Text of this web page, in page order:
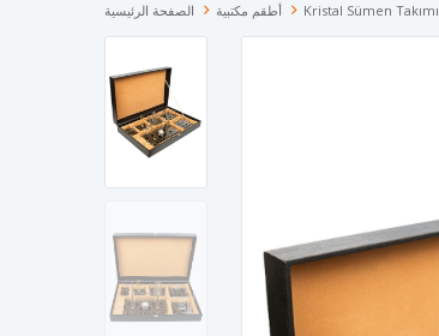
الصفحة الرئيسية أطقم مكتبية Kristal Sümen Takımı